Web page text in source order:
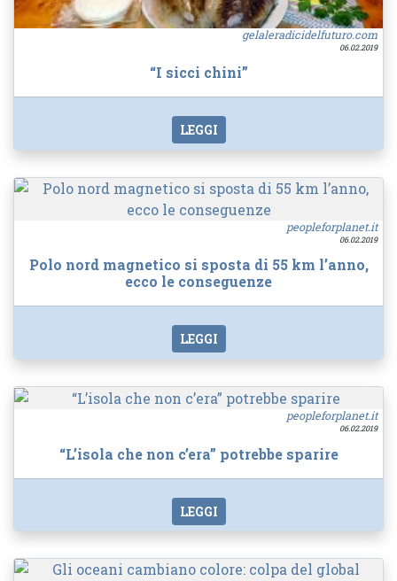
gelaleradicidelfuturo.com
06.02.2019
“I sicci chini”
LEGGI
peopleforplanet.it
06.02.2019
Polo nord magnetico si sposta di 55 km l’anno,
ecco le conseguenze
LEGGI
peopleforplanet.it
06.02.2019
“L’isola che non c’era” potrebbe sparire
LEGGI